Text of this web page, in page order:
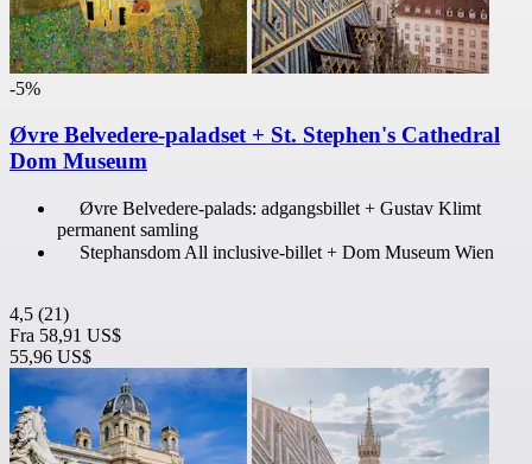
-5%
Øvre Belvedere-paladset + St. Stephen's Cathedral
Dom Museum
Øvre Belvedere-palads: adgangsbillet + Gustav Klimt
permanent samling
Stephansdom All inclusive-billet + Dom Museum Wien
4,5 (21)
Fra 58,91 US$
55,96 US$